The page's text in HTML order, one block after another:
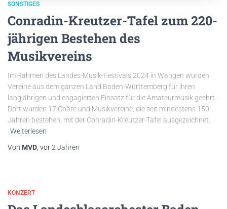
SONSTIGES
Conradin-Kreutzer-Tafel zum 220-
jährigen Bestehen des
Musikvereins
Im Rahmen des Landes-Musik-Festivals 2024 in Wangen wurden
Vereine aus dem ganzen Land Baden-Württemberg für ihren
langjährigen und engagierten Einsatz für die Amateurmusik geehrt.
Dort wurden 17 Chöre und Musikvereine, die seit mindestens 150
Jahren bestehen, mit der Conradin-Kreutzer-Tafel ausgezeichnet.
Weiterlesen
Von MVD, vor2 Jahren
KONZERT